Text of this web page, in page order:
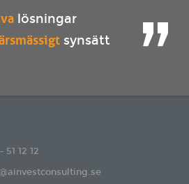
lösningar
synsätt
51 12 12